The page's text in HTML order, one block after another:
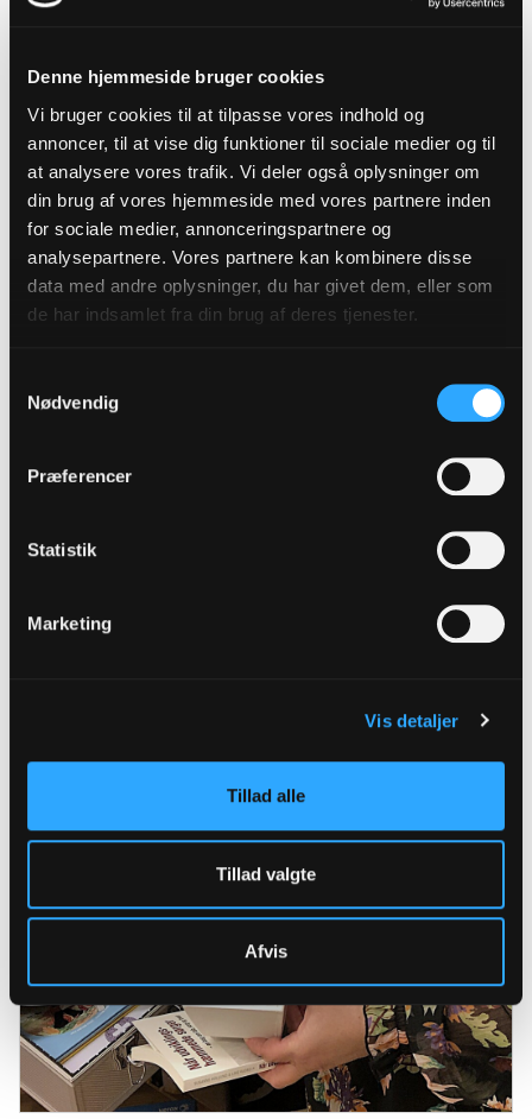
Denne hjemmeside bruger cookies
Vi bruger cookies til at tilpasse vores indhold og
annoncer, til at vise dig funktioner til sociale medier og til
at analysere vores trafik. Vi deler også oplysninger om
din brug af vores hjemmeside med vores partnere inden
for sociale medier, annonceringspartnere og
analysepartnere. Vores partnere kan kombinere disse
data med andre oplysninger, du har givet dem, eller som
de har indsamlet fra din brug af deres tjenester.
Nødvendig
Præferencer
Statistik
Marketing
Vis detaljer
Tillad alle
Tillad valgte
Afvis
Derudover indeholder kufferten en billedbog med
simple forklaringer på, hvad der sker, når nogen
dør og en gennemgang af, hvordan en bisættelse
og begravelse forløber. Formålet er at hjælpe
børnene med at forstå og deltage i de ritualer,
som er forbundet med at miste.